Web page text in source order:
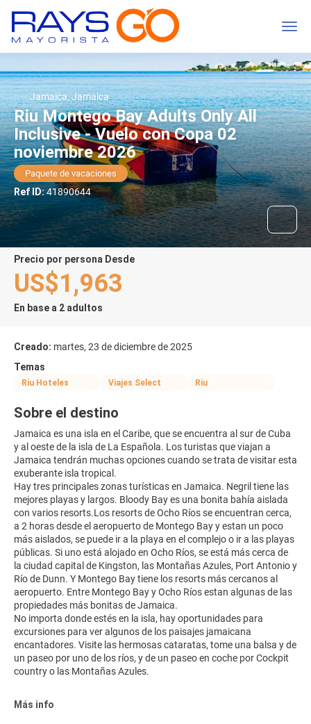
Jamaica, Jamaica
Riu Montego Bay Adults Only All
Inclusive - Vuelo con Copa 02
noviembre 2026
Paquete de vacaciones
Ref ID:41890644
precio por persona Desde
US$1,963
En base a 2 adultos
Creado: martes, 23 de diciembre de 2025
Temas
Riu Hoteles Viajes Select Riu
Sobre el destino
Jamaica es una isla en el Caribe, que se encuentra al sur de Cuba
y al oeste de la isla de La Española. Los turistas que viajan a
Jamaica tendrán muchas opciones cuando se trata de visitar esta
exuberante isla tropical.
Hay tres principales zonas turísticas en Jamaica. Negril tiene las
mejores playas y largos. Bloody Bay es una bonita bahía aislada
con varios resorts.Los resorts de Ocho Ríos se encuentran cerca,
a 2 horas desde el aeropuerto de Montego Bay y estan un poco
más aislados, se puede ir a la playa en el complejo o ir a las playas
públicas. Si uno está alojado en Ocho Ríos, se está más cerca de
la ciudad capital de Kingston, las Montañas Azules, Port Antonio y
Río de Dunn. Y Montego Bay tiene los resorts más cercanos al
aeropuerto. Entre Montego Bay y Ocho Ríos estan algunas de las
propiedades más bonitas de Jamaica.
No importa donde estés en la isla, hay oportunidades para
excursiones para ver algunos de los paisajes jamaicana
encantadores. Visite las hermosas cataratas, tome una balsa y de
un paseo por uno de los ríos, y de un paseo en coche por Cockpit
country o las Montañas Azules.
Más info